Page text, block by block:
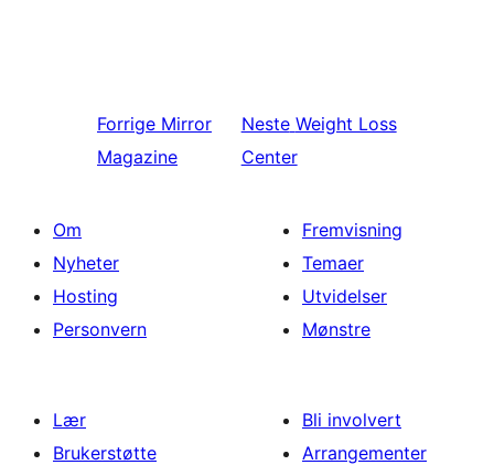
Forrige Mirror
Magazine
Neste Weight Loss
Center
Om
Nyheter
Hosting
Personvern
Fremvisning
Temaer
Utvidelser
Mønstre
Lær
Brukerstøtte
Bli involvert
Arrangementer